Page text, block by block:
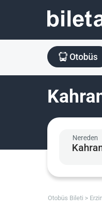
Otobüs
Nereden
Otobüs Bileti